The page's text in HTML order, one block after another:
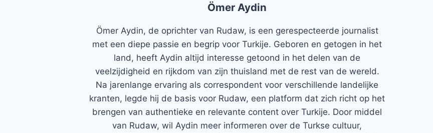
Ömer Aydin
Ömer Aydin, de oprichter van Rudaw, is een gerespecteerde journalist
met een diepe passie en begrip voor Turkije. Geboren en getogen in het
land, heeft Aydin altijd interesse getoond in het delen van de
veelzijdigheid en rijkdom van zijn thuisland met de rest van de wereld.
Na jarenlange ervaring als correspondent voor verschillende landelijke
kranten, legde hij de basis voor Rudaw, een platform dat zich richt op het
brengen van authentieke en relevante content over Turkije. Door middel
van Rudaw, wil Aydin meer informeren over de Turkse cultuur,